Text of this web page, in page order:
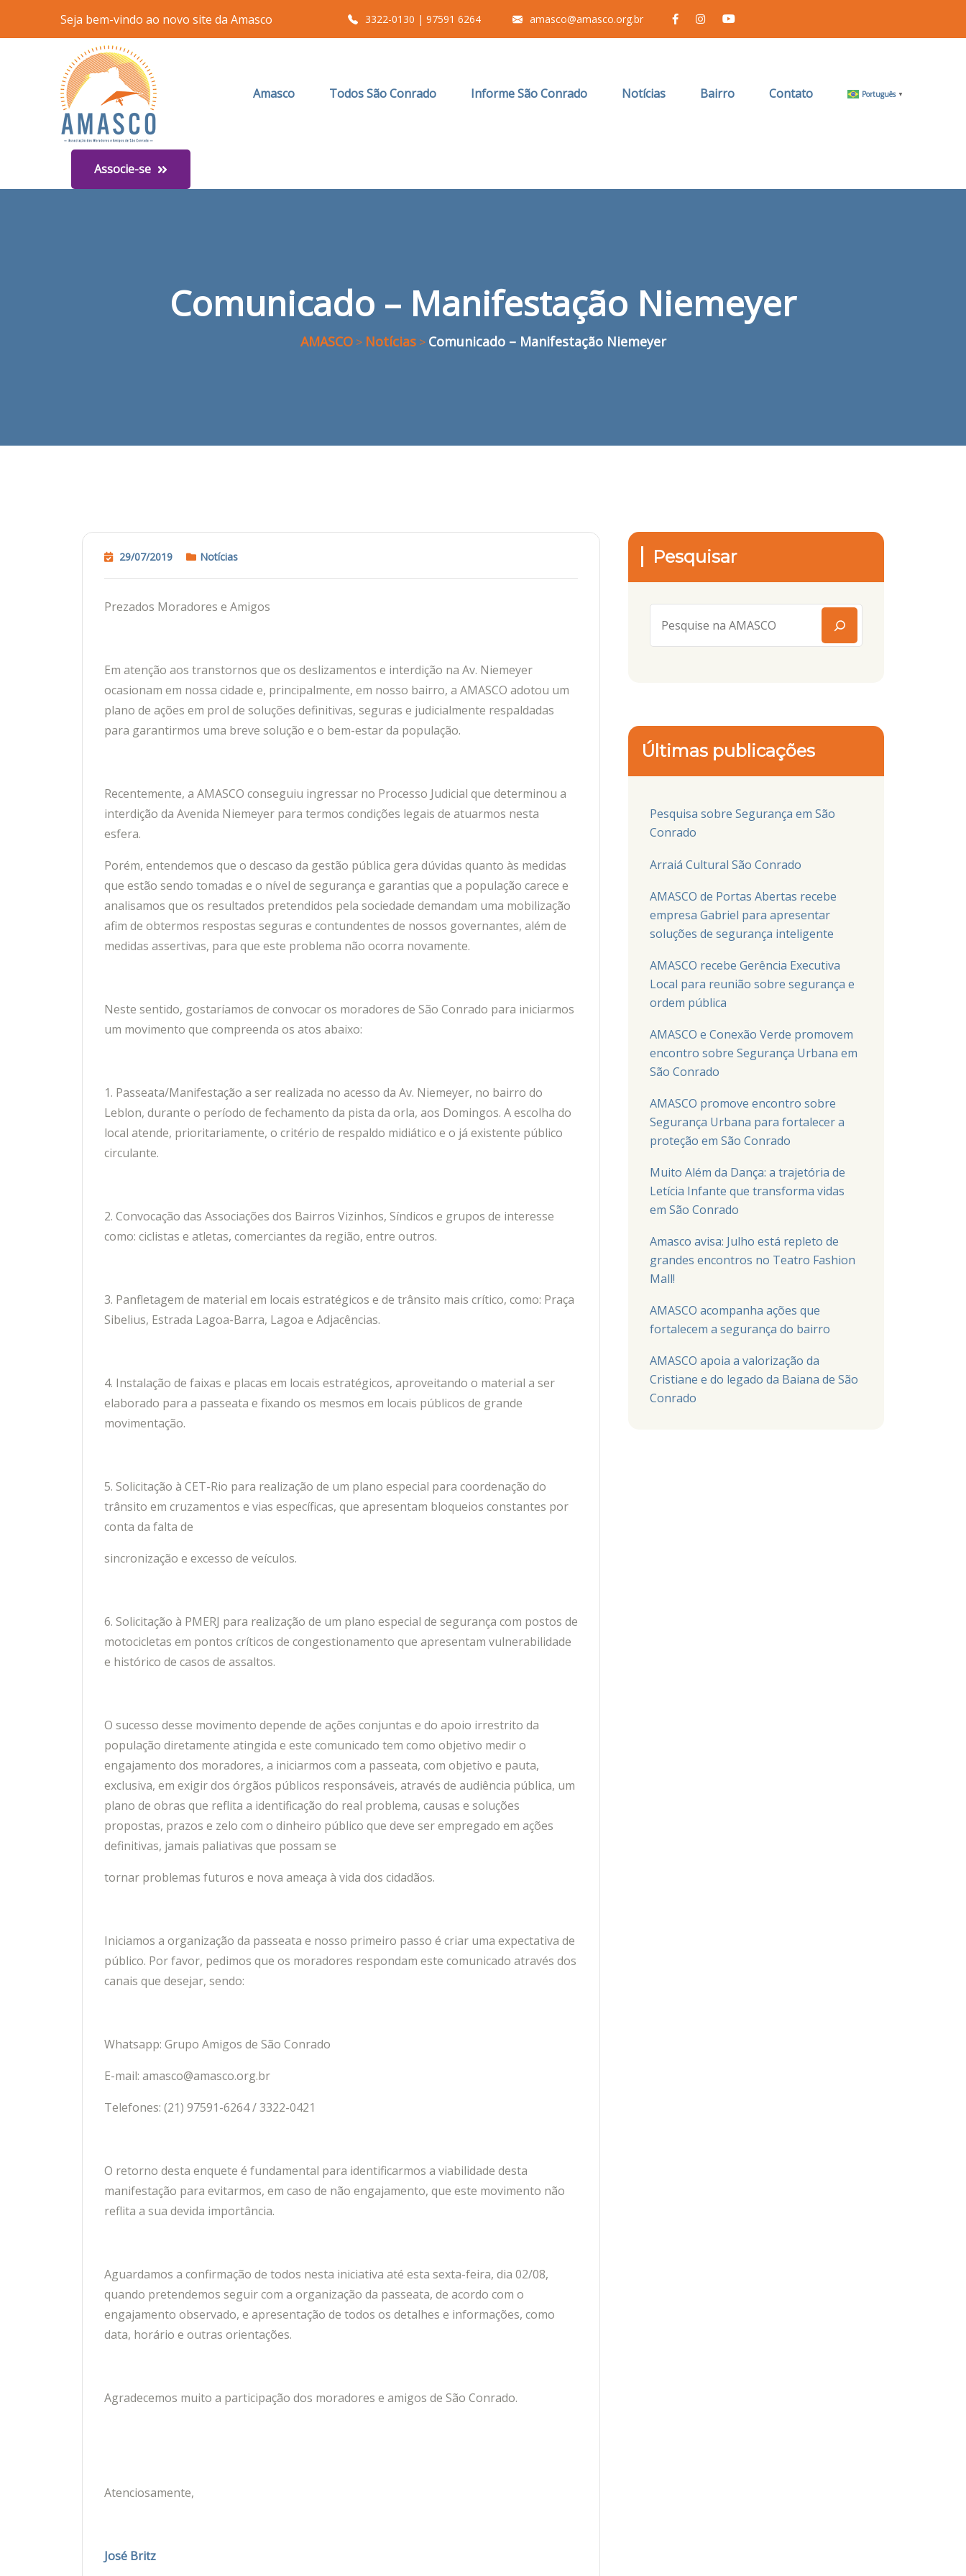
Seja bem-vindo ao novo site da Amasco 3322-0130 | 97591 6264 amasco@amasco.org.br
Amasco Todos São Conrado Informe São Conrado Notícias Bairro Contato Português ▼
Associe-se
Comunicado – Manifestação Niemeyer
AMASCO> Notícias> Comunicado – Manifestação Niemeyer
29/07/2019 Notícias
Prezados Moradores e Amigos
Em atenção aos transtornos que os deslizamentos e interdição na Av. Niemeyer
ocasionam em nossa cidade e, principalmente, em nosso bairro, a AMASCO adotou um
plano de ações em prol de soluções definitivas, seguras e judicialmente respaldadas
para garantirmos uma breve solução e o bem-estar da população.
Recentemente, a AMASCO conseguiu ingressar no Processo Judicial que determinou a
interdição da Avenida Niemeyer para termos condições legais de atuarmos nesta
esfera.
Porém, entendemos que o descaso da gestão pública gera dúvidas quanto às medidas
que estão sendo tomadas e o nível de segurança e garantias que a população carece e
analisamos que os resultados pretendidos pela sociedade demandam uma mobilização
afim de obtermos respostas seguras e contundentes de nossos governantes, além de
medidas assertivas, para que este problema não ocorra novamente.
Neste sentido, gostaríamos de convocar os moradores de São Conrado para iniciarmos
um movimento que compreenda os atos abaixo:
1. Passeata/Manifestação a ser realizada no acesso da Av. Niemeyer, no bairro do
Leblon, durante o período de fechamento da pista da orla, aos Domingos. A escolha do
local atende, prioritariamente, o critério de respaldo midiático e o já existente público
circulante.
2. Convocação das Associações dos Bairros Vizinhos, Síndicos e grupos de interesse
como: ciclistas e atletas, comerciantes da região, entre outros.
3. Panfletagem de material em locais estratégicos e de trânsito mais crítico, como: Praça
Sibelius, Estrada Lagoa-Barra, Lagoa e Adjacências.
4. Instalação de faixas e placas em locais estratégicos, aproveitando o material a ser
elaborado para a passeata e fixando os mesmos em locais públicos de grande
movimentação.
5. Solicitação à CET-Rio para realização de um plano especial para coordenação do
trânsito em cruzamentos e vias específicas, que apresentam bloqueios constantes por
conta da falta de
sincronização e excesso de veículos.
6. Solicitação à PMERJ para realização de um plano especial de segurança com postos de
motocicletas em pontos críticos de congestionamento que apresentam vulnerabilidade
e histórico de casos de assaltos.
O sucesso desse movimento depende de ações conjuntas e do apoio irrestrito da
população diretamente atingida e este comunicado tem como objetivo medir o
engajamento dos moradores, a iniciarmos com a passeata, com objetivo e pauta,
exclusiva, em exigir dos órgãos públicos responsáveis, através de audiência pública, um
plano de obras que reflita a identificação do real problema, causas e soluções
propostas, prazos e zelo com o dinheiro público que deve ser empregado em ações
definitivas, jamais paliativas que possam se
tornar problemas futuros e nova ameaça à vida dos cidadãos.
Iniciamos a organização da passeata e nosso primeiro passo é criar uma expectativa de
público. Por favor, pedimos que os moradores respondam este comunicado através dos
canais que desejar, sendo:
Whatsapp: Grupo Amigos de São Conrado
E-mail: amasco@amasco.org.br
Telefones: (21) 97591-6264 / 3322-0421
O retorno desta enquete é fundamental para identificarmos a viabilidade desta
manifestação para evitarmos, em caso de não engajamento, que este movimento não
reflita a sua devida importância.
Aguardamos a confirmação de todos nesta iniciativa até esta sexta-feira, dia 02/08,
quando pretendemos seguir com a organização da passeata, de acordo com o
engajamento observado, e apresentação de todos os detalhes e informações, como
data, horário e outras orientações.
Agradecemos muito a participação dos moradores e amigos de São Conrado.
Atenciosamente,
José Britz
Pesquisar
Últimas publicações
Pesquisa sobre Segurança em São
Conrado
Arraiá Cultural São Conrado
AMASCO de Portas Abertas recebe
empresa Gabriel para apresentar
soluções de segurança inteligente
AMASCO recebe Gerência Executiva
Local para reunião sobre segurança e
ordem pública
AMASCO e Conexão Verde promovem
encontro sobre Segurança Urbana em
São Conrado
AMASCO promove encontro sobre
Segurança Urbana para fortalecer a
proteção em São Conrado
Muito Além da Dança: a trajetória de
Letícia Infante que transforma vidas
em São Conrado
Amasco avisa: Julho está repleto de
grandes encontros no Teatro Fashion
Mall!
AMASCO acompanha ações que
fortalecem a segurança do bairro
AMASCO apoia a valorização da
Cristiane e do legado da Baiana de São
Conrado